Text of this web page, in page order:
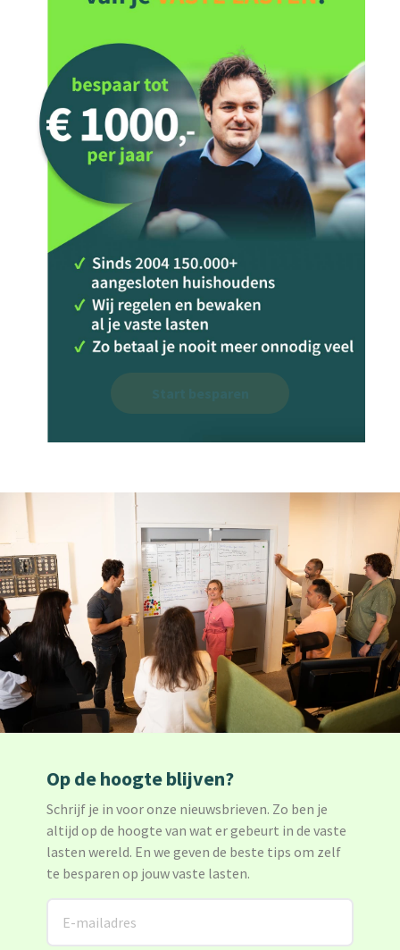
Op de hoogte blijven?
Schrijf je in voor onze nieuwsbrieven. Zo ben je
altijd op de hoogte van wat er gebeurt in de vaste
lasten wereld. En we geven de beste tips om zelf
te besparen op jouw vaste lasten.